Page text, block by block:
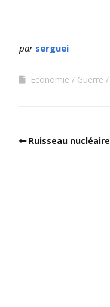
par serguei
Economie Guerre
Ruisseau nucléaire